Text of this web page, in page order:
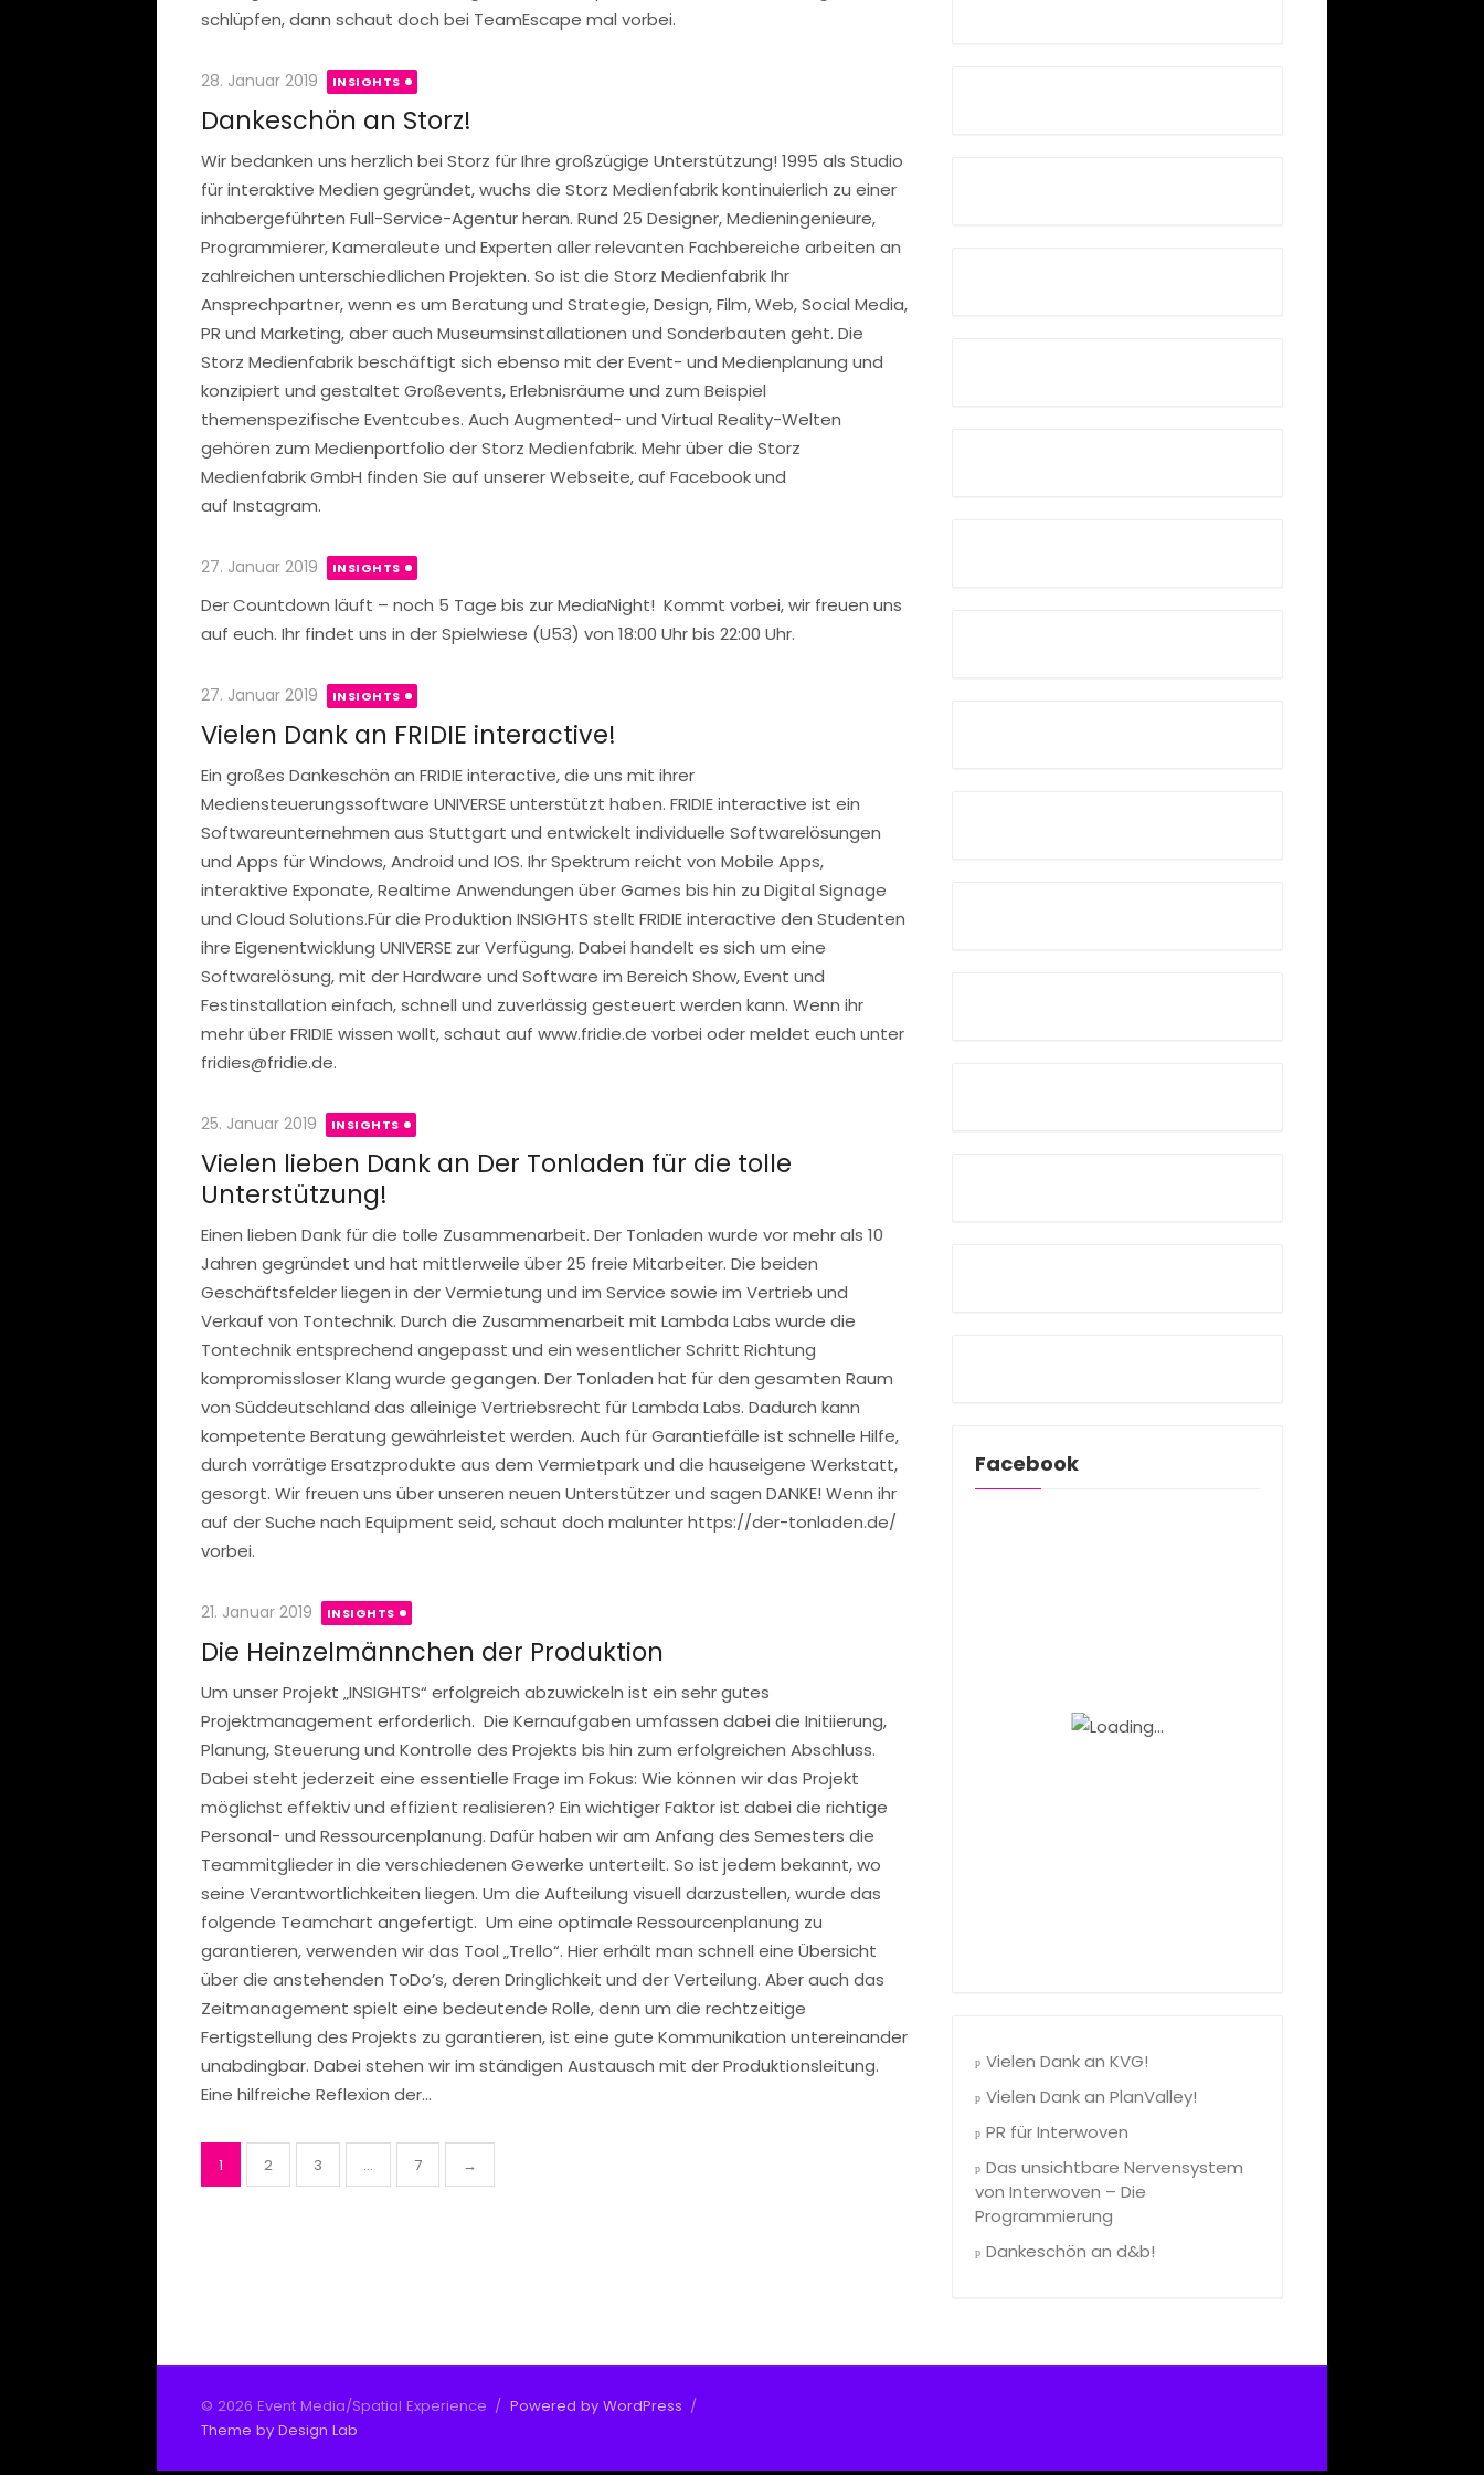
schlüpfen, dann schaut doch bei TeamEscape mal vorbei.
Posted
on
28. Januar 2019 INSIGHTS
Dankeschön an Storz!
Wir bedanken uns herzlich bei Storz für Ihre großzügige Unterstützung! 1995 als Studio
für interaktive Medien gegründet, wuchs die Storz Medienfabrik kontinuierlich zu einer
inhabergeführten Full-Service-Agentur heran. Rund 25 Designer, Medieningenieure,
Programmierer, Kameraleute und Experten aller relevanten Fachbereiche arbeiten an
zahlreichen unterschiedlichen Projekten. So ist die Storz Medienfabrik Ihr
Ansprechpartner, wenn es um Beratung und Strategie, Design, Film, Web, Social Media,
PR und Marketing, aber auch Museumsinstallationen und Sonderbauten geht. Die
Storz Medienfabrik beschäftigt sich ebenso mit der Event- und Medienplanung und
konzipiert und gestaltet Großevents, Erlebnisräume und zum Beispiel
themenspezifische Eventcubes. Auch Augmented- und Virtual Reality-Welten
gehören zum Medienportfolio der Storz Medienfabrik. Mehr über die Storz
Medienfabrik GmbH finden Sie auf unserer Webseite, auf Facebook und
auf Instagram.
Posted
27. Januar 2019 INSIGHTS
Der Countdown läuft – noch 5 Tage bis zur MediaNight! Kommt vorbei, wir freuen uns
auf euch. Ihr findet uns in der Spielwiese (U53) von 18:00 Uhr bis 22:00 Uhr.
Posted
on
27. Januar 2019 INSIGHTS
Vielen Dank an FRIDIE interactive!
Ein großes Dankeschön an FRIDIE interactive, die uns mit ihrer
Mediensteuerungssoftware UNIVERSE unterstützt haben. FRIDIE interactive ist ein
Softwareunternehmen aus Stuttgart und entwickelt individuelle Softwarelösungen
und Apps für Windows, Android und IOS. Ihr Spektrum reicht von Mobile Apps,
interaktive Exponate, Realtime Anwendungen über Games bis hin zu Digital Signage
und Cloud Solutions.Für die Produktion INSIGHTS stellt FRIDIE interactive den Studenten
ihre Eigenentwicklung UNIVERSE zur Verfügung. Dabei handelt es sich um eine
Softwarelösung, mit der Hardware und Software im Bereich Show, Event und
Festinstallation einfach, schnell und zuverlässig gesteuert werden kann. Wenn ihr
mehr über FRIDIE wissen wollt, schaut auf www.fridie.de vorbei oder meldet euch unter
fridies@fridie.de.
Posted
on
25. Januar 2019 INSIGHTS
Vielen lieben Dank an Der Tonladen für die tolle
Unterstützung!
Einen lieben Dank für die tolle Zusammenarbeit. Der Tonladen wurde vor mehr als 10
Jahren gegründet und hat mittlerweile über 25 freie Mitarbeiter. Die beiden
Geschäftsfelder liegen in der Vermietung und im Service sowie im Vertrieb und
Verkauf von Tontechnik. Durch die Zusammenarbeit mit Lambda Labs wurde die
Tontechnik entsprechend angepasst und ein wesentlicher Schritt Richtung
kompromissloser Klang wurde gegangen. Der Tonladen hat für den gesamten Raum
von Süddeutschland das alleinige Vertriebsrecht für Lambda Labs. Dadurch kann
kompetente Beratung gewährleistet werden. Auch für Garantiefälle ist schnelle Hilfe,
durch vorrätige Ersatzprodukte aus dem Vermietpark und die hauseigene Werkstatt,
gesorgt. Wir freuen uns über unseren neuen Unterstützer und sagen DANKE! Wenn ihr
auf der Suche nach Equipment seid, schaut doch malunter https://der-tonladen.de/
vorbei.
Posted
on
21. Januar 2019 INSIGHTS
Die Heinzelmännchen der Produktion
Um unser Projekt „INSIGHTS“ erfolgreich abzuwickeln ist ein sehr gutes
Projektmanagement erforderlich. Die Kernaufgaben umfassen dabei die Initiierung,
Planung, Steuerung und Kontrolle des Projekts bis hin zum erfolgreichen Abschluss.
Dabei steht jederzeit eine essentielle Frage im Fokus: Wie können wir das Projekt
möglichst effektiv und effizient realisieren? Ein wichtiger Faktor ist dabei die richtige
Personal- und Ressourcenplanung. Dafür haben wir am Anfang des Semesters die
Teammitglieder in die verschiedenen Gewerke unterteilt. So ist jedem bekannt, wo
seine Verantwortlichkeiten liegen. Um die Aufteilung visuell darzustellen, wurde das
folgende Teamchart angefertigt. Um eine optimale Ressourcenplanung zu
garantieren, verwenden wir das Tool „Trello“. Hier erhält man schnell eine Übersicht
über die anstehenden ToDo’s, deren Dringlichkeit und der Verteilung. Aber auch das
Zeitmanagement spielt eine bedeutende Rolle, denn um die rechtzeitige
Fertigstellung des Projekts zu garantieren, ist eine gute Kommunikation untereinander
unabdingbar. Dabei stehen wir im ständigen Austausch mit der Produktionsleitung.
Eine hilfreiche Reflexion der...
Seitennummerierung
der
1 2 3 … 7 →
Facebook
Vielen Dank an KVG!
Vielen Dank an PlanValley!
PR für Interwoven
Das unsichtbare Nervensystem
von Interwoven – Die
Programmierung
Dankeschön an d&b!
© 2026 Event Media/Spatial Experience / Powered by WordPress /
Theme by Design Lab